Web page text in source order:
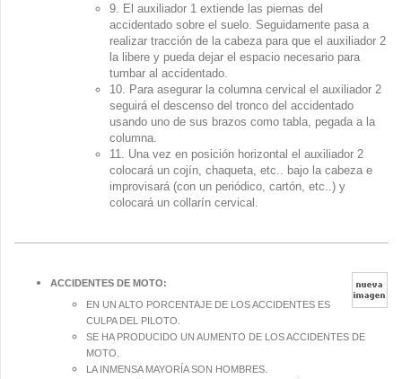
9. El auxiliador 1 extiende las piernas del
accidentado sobre el suelo. Seguidamente pasa a
realizar tracción de la cabeza para que el auxiliador 2
la libere y pueda dejar el espacio necesario para
tumbar al accidentado.
10. Para asegurar la columna cervical el auxiliador 2
seguirá el descenso del tronco del accidentado
usando uno de sus brazos como tabla, pegada a la
columna.
11. Una vez en posición horizontal el auxiliador 2
colocará un cojín, chaqueta, etc.. bajo la cabeza e
improvisará (con un periódico, cartón, etc..) y
colocará un collarín cervical.
ACCIDENTES DE MOTO:
EN UN ALTO PORCENTAJE DE LOS ACCIDENTES ES
CULPA DEL PILOTO.
SE HA PRODUCIDO UN AUMENTO DE LOS ACCIDENTES DE
MOTO.
LA INMENSA MAYORÍA SON HOMBRES.